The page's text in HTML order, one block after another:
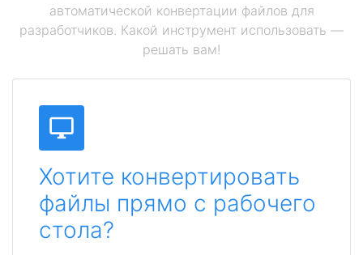
автоматической конвертации файлов для
разработчиков. Какой инструмент использовать —
решать вам!
Хотите конвертировать
файлы прямо с рабочего
стола?